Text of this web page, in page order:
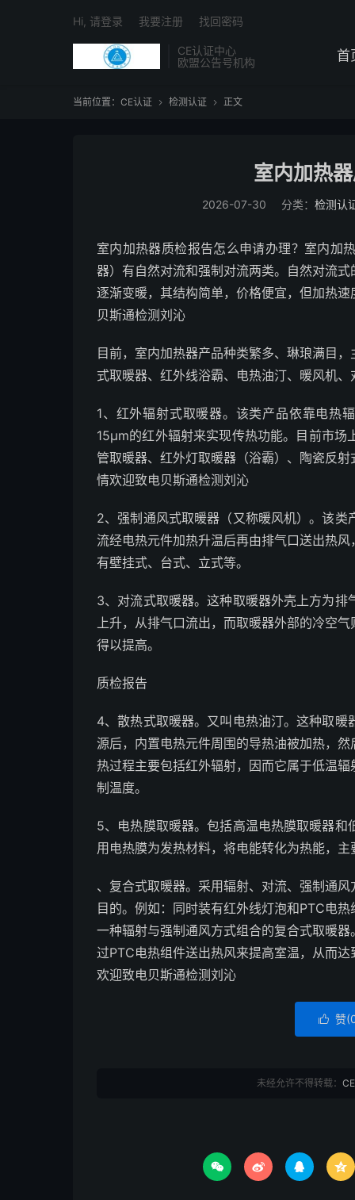
CE认证中心
欧盟公告号机构
首
Hi, 请登录 我要注册 找回密码
当前位置： CE认证  检测认证  正文
室内加热
2026-07-30 分类： 检测认
室内加热器质检报告怎么申请办理？室内加
器）有自然对流和强制对流两类。自然对流
逐渐变暖，其结构简单，价格便宜，但加热
贝斯通检测刘沁
目前，室内加热器产品种类繁多、琳琅满目
式取暖器、红外线浴霸、电热油汀、暖风机
1、红外辐射式取暖器。该类产品依靠电热
15μm的红外辐射来实现传热功能。目前市
管取暖器、红外灯取暖器（浴霸）、陶瓷反
情欢迎致电贝斯通检测刘沁
2、强制通风式取暖器（又称暖风机）。该
流经电热元件加热升温后再由排气口送出热
有壁挂式、台式、立式等。
3、对流式取暖器。这种取暖器外壳上方为
上升，从排气口流出，而取暖器外部的冷空
得以提高。
质检报告
4、散热式取暖器。又叫电热油汀。这种取
源后，内置电热元件周围的导热油被加热，
热过程主要包括红外辐射，因而它属于低温
制温度。
5、电热膜取暖器。包括高温电热膜取暖器
用电热膜为发热材料，将电能转化为热能，
、复合式取暖器。采用辐射、对流、强制通
目的。例如：同时装有红外线灯泡和PTC电
一种辐射与强制通风方式组合的复合式取暖
过PTC电热组件送出热风来提高室温，从而
欢迎致电贝斯通检测刘沁
 赞(
未经允许不得转载：
   